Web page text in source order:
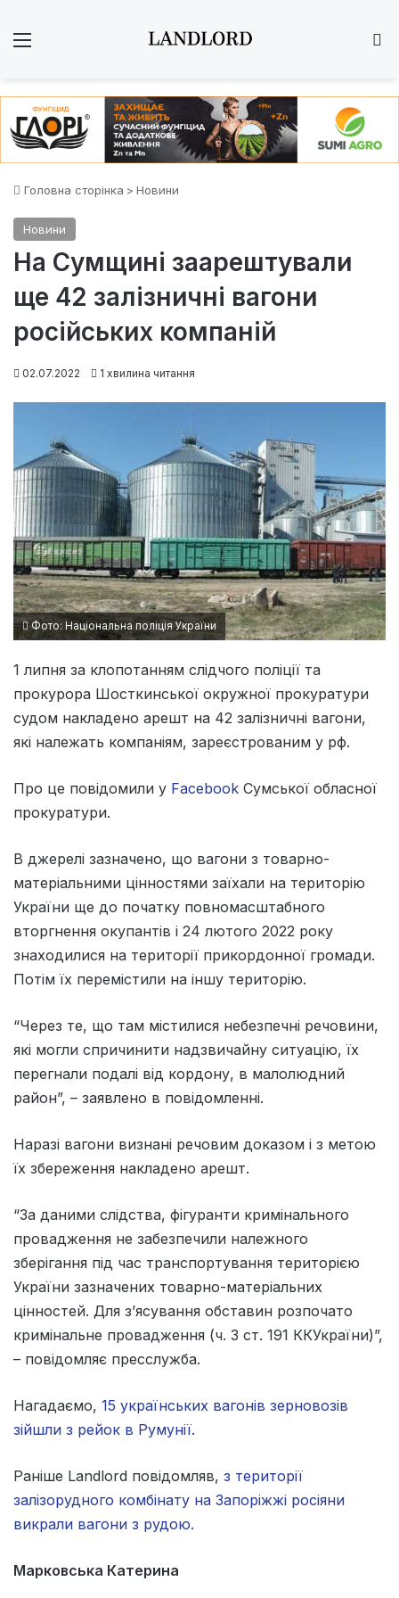
Головна сторінка > Новини
Новини
На Сумщині заарештували
ще 42 залізничні вагони
російських компаній
02.07.2022 1 хвилина читання
Фото: Національна поліція України
1 липня за клопотанням слідчого поліції та
прокурора Шосткинської окружної прокуратури
судом накладено арешт на 42 залізничні вагони,
які належать компаніям, зареєстрованим у рф.
Про це повідомили у Facebook Сумської обласної
прокуратури.
В джерелі зазначено, що вагони з товарно-
матеріальними цінностями заїхали на територію
України ще до початку повномасштабного
вторгнення окупантів і 24 лютого 2022 року
знаходилися на території прикордонної громади.
Потім їх перемістили на іншу територію.
“Через те, що там містилися небезпечні речовини,
які могли спричинити надзвичайну ситуацію, їх
перегнали подалі від кордону, в малолюдний
район”, – заявлено в повідомленні.
Наразі вагони визнані речовим доказом і з метою
їх збереження накладено арешт.
“За даними слідства, фігуранти кримінального
провадження не забезпечили належного
зберігання під час транспортування територією
України зазначених товарно-матеріальних
цінностей. Для з’ясування обставин розпочато
кримінальне провадження (ч. 3 ст. 191 ККУкраїни)”,
– повідомляє пресслужба.
Нагадаємо, 15 українських вагонів зерновозів
зійшли з рейок в Румунії.
Раніше Landlord повідомляв, з території
залізорудного комбінату на Запоріжжі росіяни
викрали вагони з рудою.
Марковська Катерина